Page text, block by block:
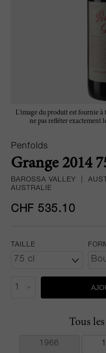
L'image du produit est fournie
ne pas refléter exactement
Penfolds
Grange 2014
BAROSSA VALLEY
AUSTRALIE
CHF 535.10
TAILLE
Tous
1966